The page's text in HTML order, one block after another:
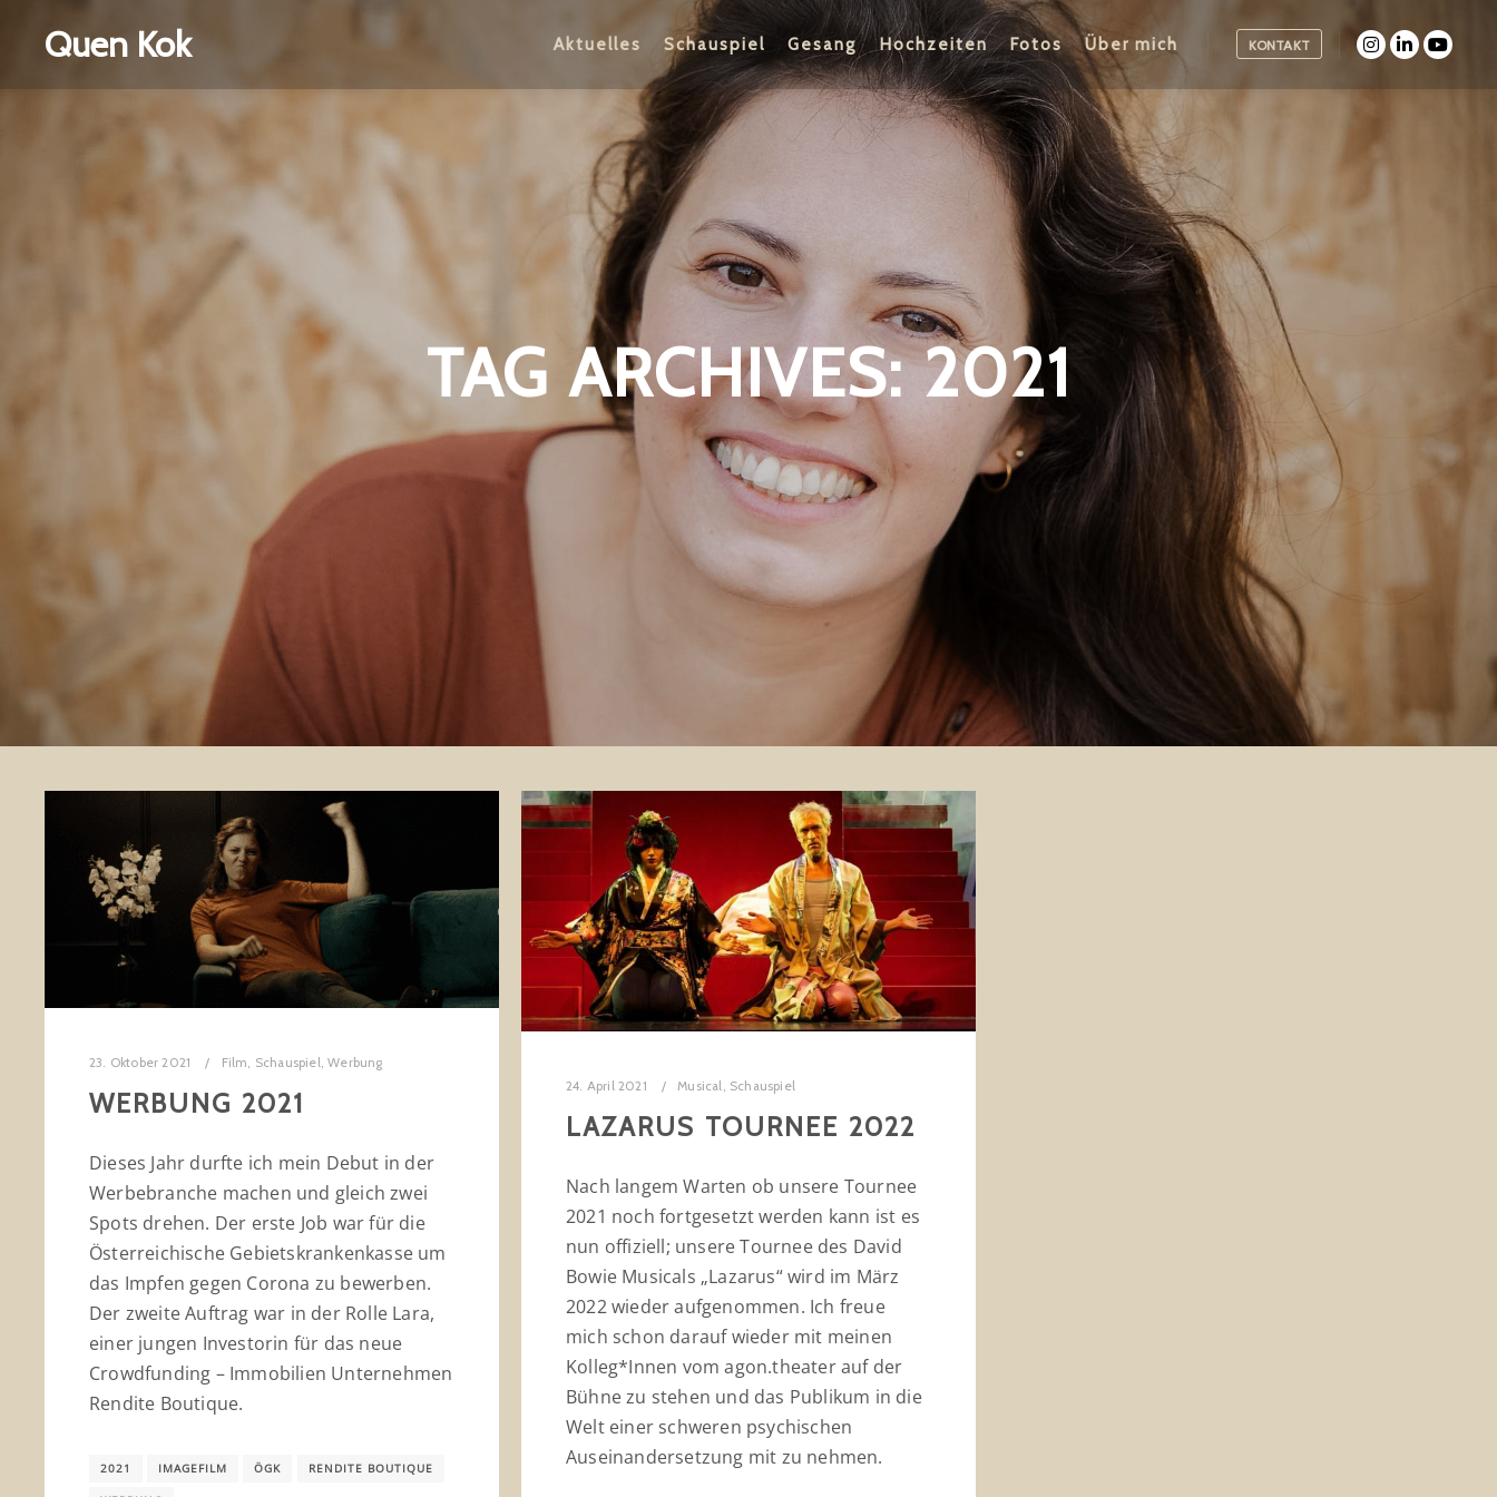
Quen Kok Aktuelles Schauspiel Gesang Hochzeiten Fotos Über mich KONTAKT
TAG ARCHIVES:2021
23. Oktober 2021 Film, Schauspiel,Werbung
WERBUNG 2021
Dieses Jahr durfte ich mein Debut in der
Werbebranche machen und gleich zwei
Spots drehen. Der erste Job war für die
Österreichische Gebietskrankenkasse um
das Impfen gegen Corona zu bewerben.
Der zweite Auftrag war in der Rolle Lara,
einer jungen Investorin für das neue
Crowdfunding – Immobilien Unternehmen
Rendite Boutique.
2021 IMAGEFILM ÖGK RENDITE BOUTIQUE
24. April 2021 Musical, Schauspiel
LAZARUS TOURNEE 2022
Nach langem Warten ob unsere Tournee
2021 noch fortgesetzt werden kann ist es
nun offiziell; unsere Tournee des David
Bowie Musicals „Lazarus“ wird im März
2022 wieder aufgenommen. Ich freue
mich schon darauf wieder mit meinen
Kolleg*Innen vom agon.theater auf der
Bühne zu stehen und das Publikum in die
Welt einer schweren psychischen
Auseinandersetzung mit zu nehmen.